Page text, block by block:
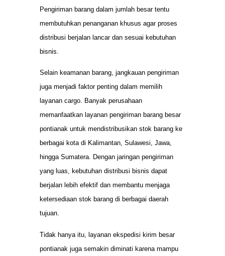
Pengiriman barang dalam jumlah besar tentu
membutuhkan penanganan khusus agar proses
distribusi berjalan lancar dan sesuai kebutuhan
bisnis.
Selain keamanan barang, jangkauan pengiriman
juga menjadi faktor penting dalam memilih
layanan cargo. Banyak perusahaan
memanfaatkan layanan pengiriman barang besar
pontianak untuk mendistribusikan stok barang ke
berbagai kota di Kalimantan, Sulawesi, Jawa,
hingga Sumatera. Dengan jaringan pengiriman
yang luas, kebutuhan distribusi bisnis dapat
berjalan lebih efektif dan membantu menjaga
ketersediaan stok barang di berbagai daerah
tujuan.
Tidak hanya itu, layanan ekspedisi kirim besar
pontianak juga semakin diminati karena mampu